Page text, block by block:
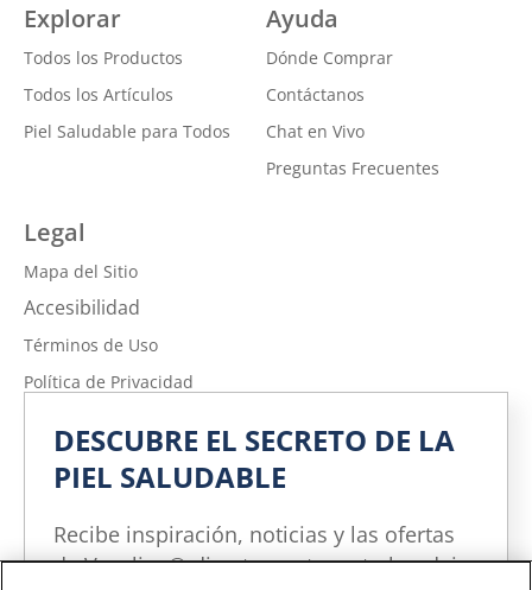
Explorar
Todos los Productos
Todos los Artículos
Piel Saludable para Todos
Ayuda
Dónde Comprar
Contáctanos
Chat en Vivo
Preguntas Frecuentes
Legal
Mapa del Sitio
Accesibilidad
Términos de Uso
Política de Privacidad
Política de Privacidad de la Información sobre la Salud del
Consumidor
Adchoices - Do not sell or Share
DESCUBRE EL SECRETO DE LA
PIEL SALUDABLE
Recibe inspiración, noticias y las ofertas
de Vaseline® directamente en tu bandeja